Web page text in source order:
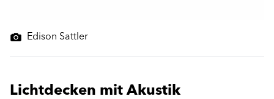
Edison Sattler
Lichtdecken mit Akustik